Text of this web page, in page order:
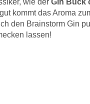
wie der Gin Buck
kommt das Aroma
den Brainstorm Gin
lassen!